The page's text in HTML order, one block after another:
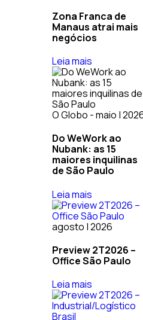
Zona Franca de
Manaus atrai mais
negócios
Leia mais
O Globo - maio |
Do WeWork ao
Nubank: as 15
maiores inquilinas
de São Paulo
Leia mais
agosto | 2026
Preview 2T2026 –
Office São Paulo
Leia mais